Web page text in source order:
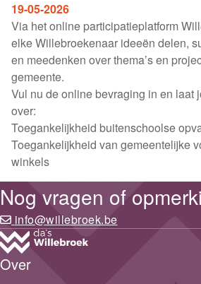
19-05-2026
Via het online participatieplatform
elke Willebroekenaar ideeën delen,
en meedenken over thema’s en
gemeente.
Vul nu de online bevraging in en laat
over:
Toegankelijkheid buitenschoolse
Toegankelijkheid van gemeentelijke
winkels
Nog vragen of
info@willebroek.be
Over